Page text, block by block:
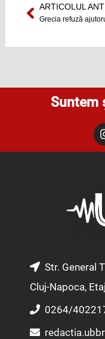
Prev
ARTICOLUL
Suntem
Str. General
Cluj-Napoca,
0264/